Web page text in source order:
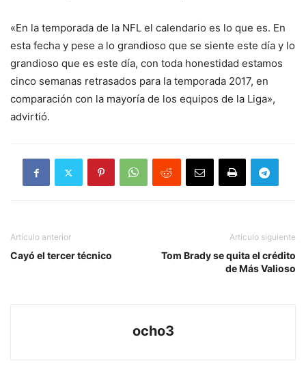
«En la temporada de la NFL el calendario es lo que es. En
esta fecha y pese a lo grandioso que se siente este día y lo
grandioso que es este día, con toda honestidad estamos
cinco semanas retrasados para la temporada 2017, en
comparación con la mayoría de los equipos de la Liga»,
advirtió.
Artículo anterior
Cayó el tercer técnico
Artículo siguiente
Tom Brady se quita el crédito
de Más Valioso
ocho3